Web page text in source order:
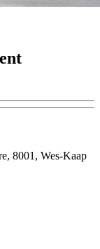
8001, Wes-Kaap